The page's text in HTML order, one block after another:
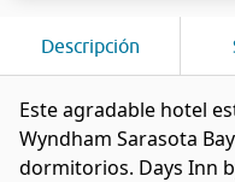
Descripción
Este agradable hotel
Wyndham Sarasota
dormitorios. Days Inn